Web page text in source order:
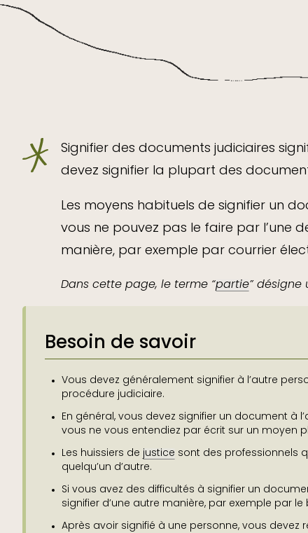
Signifier des documents judiciaires
devez signifier la plupart des
Les moyens habituels de signifier un
vous ne pouvez pas le faire par l’une
manière, par exemple par courrier
Dans cette page, le terme “partie” désigne
Besoin de savoir
Vous devez généralement signifier à l’autre
procédure judiciaire.
En général, vous devez signifier un document à
vous ne vous entendiez par écrit sur un moyen
Les huissiers de justice sont des professionnels
quelqu’un d’autre.
Si vous avez des difficultés à signifier un
signifier d’une autre manière, par exemple par
Après avoir signifié à une personne, vous